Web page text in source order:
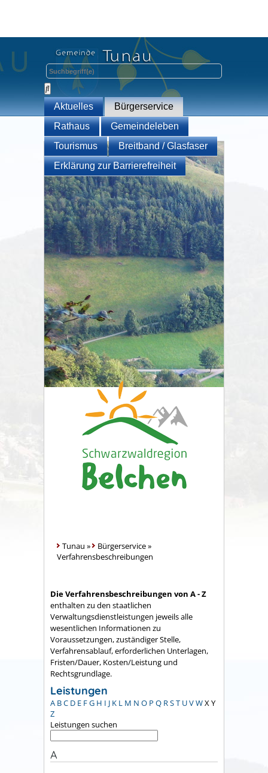
Aktuelles
Bürgerservice
Rathaus
Gemeindeleben
Tourismus
Breitband / Glasfaser
Erklärung zur Barrierefreiheit
Tunau » Bürgerservice»
Verfahrensbeschreibungen
Die Verfahrensbeschreibungen von A - Z
enthalten zu den staatlichen
Verwaltungsdienstleistungen jeweils alle
wesentlichen Informationen zu
Voraussetzungen, zuständiger Stelle,
Verfahrensablauf, erforderlichen Unterlagen,
Fristen/Dauer, Kosten/Leistung und
Rechtsgrundlage.
Leistungen
A BC D E FG H I J K L M N O P Q RST UVWXY
Z
Leistungen suchen
A